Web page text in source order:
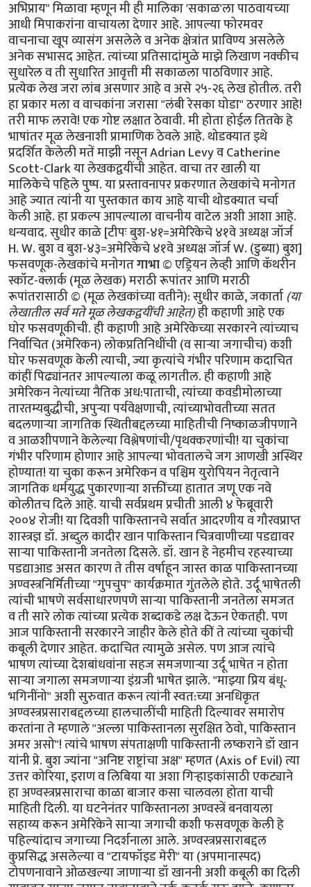
अभिप्राय" मिळावा म्हणून मी ही मालिका 'सकाळ'ला पाठवायच्या
आधी मिपाकरांना वाचायला देणार आहे. आपल्या फोरमवर
वाचनाचा खूप व्यासंग असलेले व अनेक क्षेत्रांत प्राविण्य असलेले
अनेक सभासद आहेत. त्यांच्या प्रतिसादांमुळे माझे लिखाण नक्कीच
सुधारेल व ती सुधारित आवृत्ती मी सकाळला पाठविणार आहे.
प्रत्येक लेख जरा लांब असणार आहे व असे २५-२६ लेख होतील. तरी
हा प्रकार मला व वाचकांना जरासा "लंबी रेसका घोडा" ठरणार आहे!
तरी माफ लरावे! एक गोष्ट लक्षात ठेवावी. मी होता होईल तितके हे
भाषांतर मूळ लेखनाशी प्रामाणिक ठेवले आहे. थोडक्यात इथे
प्रदर्शित केलेली मतें माझी नसून Adrian Levy व Catherine
Scott-Clark या लेखकद्वयींची आहेत. वाचा तर खाली या
मालिकेचे पहिले पुष्प. या प्रस्तावनापर प्रकरणात लेखकांचे मनोगत
आहे ज्यात त्यांनी या पुस्तकात काय आहे याची थोडक्यात चर्चा
केली आहे. हा प्रकल्प आपल्याला वाचनीय वाटेल अशी आशा आहे.
धन्यवाद. सुधीर काळे [टीपः बुश-४१=अमेरिकेचे ४१वे अध्यक्ष जॉर्ज
H. W. बुश व बुश-४३=अमेरिकेचे ४१वे अध्यक्ष जॉर्ज W. (डुब्या) बुश]
फसवणूक-लेखकांचे मनोगतगाभा© एड्रियन लेव्ही आणि कॅथरीन
स्कॉट-क्लार्क (मूळ लेखक) मराठी रूपांतर आणि मराठी
रूपांतरासाठी © (मूळ लेखकांच्या वतीने): सुधीर काळे, जकार्ता(या
लेखातील सर्व मते मूळ लेखकद्वयींची आहेत)ही कहाणी आहे एक घोर फसवणूकीची. ही कहाणी आहे अमेरिकेच्या सरकारने त्यांच्याच निर्वाचित (अमेरिकन) लोकप्रतिनिधींची (व सार्‍या जगाचीच) कशी घोर फसवणूक केली त्याची, ज्या कृत्यांचे गंभीर परिणाम कदाचित कांहीं पिढ्यांनतर आपल्याला कळू लागतील. ही कहाणी आहे अमेरिकन नेत्यांच्या नैतिक अध:पाताची, त्यांच्या कवडीमोलाच्या तारतम्यबुद्धीची, अपुर्‍या पर्यवेक्षणाची, त्यांच्याभोवतीच्या सतत बदलणार्‍या जागतिक स्थितीबद्दलच्या माहितीची निष्काळजीपणाने व आळशीपणाने केलेल्या विश्लेषणांची/पृथक्करणांची! या चुकांचा गंभीर परिणाम होणार आहे आपल्या भोवतालचे जग आणखी अस्थिर होण्यात! या चुका करून अमेरिकन व पश्चिम युरोपियन नेतृत्वाने जागतिक धर्मयुद्ध पुकारणार्‍या शक्तींच्या हातात जणू एक नवे कोलीतच दिले आहे. याची सर्वप्रथम प्रचीती आली ४ फेब्रूवारी २००४ रोजी! या दिवशी पाकिस्तानचे सर्वात आदरणीय व गौरवप्राप्त शास्त्रज्ञ डॉ. अब्दुल कादीर खान पाकिस्तान चित्रवाणीच्या पडद्यावर सार्‍या पाकिस्तानी जनतेला दिसले. डॉ. खान हे नेहमीच रहस्याच्या पडद्याआड असत कारण ते तीस वर्षाहून जास्त काळ पाकिस्तानच्या अण्वस्त्रनिर्मितीच्या "गुपचुप" कार्यक्रमात गुंतलेले होते. उर्दू भाषेतली त्यांची भाषणे सर्वसाधारणपणे सार्‍या पाकिस्तानी जनतेला समजत व ती सारे लोक त्यांच्या प्रत्येक शब्दाकडे लक्ष देऊन ऐकतही. पण आज पाकिस्तानी सरकारने जाहीर केले होते कीं ते त्यांच्या चुकांची कबूली देणार आहेत. कदाचित त्यामुळे असेल. पण आज त्यांचे भाषण त्यांच्या देशबांधवांना सहज समजणार्‍या उर्दू भाषेत न होता सार्‍या जगाला समजणार्‍या इंग्रजी भाषेत झाले. "माझ्या प्रिय बंधू-भगिनींनो" अशी सुरुवात करून त्यांनी स्वत:च्या अनधिकृत अण्वस्त्रप्रसाराबद्दलच्या हालचालींची माहिती दिल्यावर समारोप करतांना ते म्हणाले "अल्ला पाकिस्तानला सुरक्षित ठेवो, पाकिस्तान अमर असो"! त्यांचे भाषण संपताक्षणी पाकिस्तानी लष्कराने डॉ खान यांनी प्रे. बुश ज्यांना "अनिष्ट राष्ट्रांचा अक्ष" म्हणत (Axis of Evil) त्या उत्तर कोरिया, इराण व लिबिया या अशा गिर्‍हाइकांसाठी एकट्याने हा अण्वस्त्रप्रसाराचा काळा बाजार कसा चालवला होता याची माहिती दिली. या घटनेनंतर पाकिस्तानला अण्वस्त्रें बनवायला सहाय्य करून अमेरिकेने सार्‍या जगाची कशी फसवणूक केली हे पहिल्यांदाच जगाच्या निदर्शनाला आले. अण्वस्त्रप्रसाराबद्दल कुप्रसिद्ध असलेल्या व "टायफॉइड मेरी" या (अपमानास्पद) टोपणनावाने ओळखल्या जाणार्‍या डॉ खाननी अशी कबूली का दिली याबाबत सार्‍या जगात तावातावाने तर्क-कुतर्क सुरू झाले. कुणाला वाटले की त्यांच्या राजकीय किंवा धार्मिक श्रद्धांमुळे दिली, कुणाला वाटले की स्वत:ची इभ्रत वाढविण्यासाठी व स्थान बळकट करण्यासाठी? कुणा बदमाष राजवटीसाठी? अफगाणिस्तानमधील जिहाद्यांसाठी? ओसामा बिन लादेनसाठी? कीं युरोप-अमेरिकेत अणूबॉम्ब उडवू पहाणार्‍या अतिरेक्यांच्या टोळ्यांसाठी? अनेक वृत्तपत्रांत आलेल्या अग्रलेखांत कुणाच्या फायद्यासाठी त्यांनी हा कबूलीजबाब दिला असावा याबाबतही तर्‍हेतर्‍हेच्या अटकळी प्रसिद्ध झाल्या. प्रेसिडेंट जॉर्ज बुश यांनीही या फसवणुकीला जणू संमतीच दिली. कांहीं दिवसांनंतर ते म्हणाले, "खान यांनी त्यांचे सारे गुन्हे मान्य केले आहेत आणि त्यांचे या गुन्ह्यातील सहकारी आता या धंद्यातून बाहेर फेकले गेले आहेत. खान व त्यांचे छोटे टोळके अतीशय धक्कादायक गुन्ह्यांबद्दल दोषी आहेत. पण त्यांच्यावर खटला घालायची गरज दिसत नाहीं. बुश पुढे म्हणाले, "प्रेसिडेंट मुशर्रफ यांनी मला आश्वासन दिले आहे कीं ते खान यांच्या जालाबद्दलची (network) सर्व माहिती अमेरिकन सरकारला देतील व तो देश (पाकिस्तान) अशा अण्वस्त्रप्रसाराच्या मुळाशी असू दिला जाणार नाहीं." पाकिस्तान सरकारचे या घटनेवर इतके पूर्ण नियंत्रण आहे कीं खान व त्यांच्या सहकारी शास्त्रज्ञांना अमेरिकेत खटला घालण्यासाठी अमेरिकेच्या किंवा इतर पाश्चात्य राष्ट्रांच्या स्वाधीन करण्याची गरज नाहीं. सत्य परिस्थिती तर अशी होती कीं खान यांची कबूली एक दिशाभूल करण्यासाठी दिलेली कॢप्तीच होती. अण्वस्त्रांची काळी बाजारपेठ खान यांच्या नियंत्रणाखाली चालली तर होतीच, पण जाहीर व खासगी वक्तव्यात फरक असा होता कीं अशा तर्‍हेचा काळा बाजार एका व्यक्तीचे काम नव्हते तर हे काम एका राष्ट्राच्या (पाकिस्तानच्या) परराष्ट्रनीतीचा भाग होता व त्याचे पर्यवेक्षण पाकिस्तानी लष्करी अधिकार्‍यांची टोळी करत होती. वर हे राष्ट्र अमेरिकेच्या अतिरेक्यांविरुद्धच्या लढाईतील एक महत्वाचे दोस्त राष्ट्र म्हणून दुटप्पीपणे मिरवत होते. तीसेक वर्षें लागोपाठ सत्तेवर आलेल्या अमेरिकन सरकारांनी, मग ती रिपब्लिकन पक्षाची असोत किंवा डेमोक्रॅटिक पक्षाची असोत, तसेच इंग्लंड व इतर पाश्चात्य युरोपियन राष्ट्रांनी पाकिस्तानला अतीशय मर्यादित प्रसारण असलेले व निषिद्ध असे अण्वस्त्रांबद्दलचे तंत्रज्ञान मिळवू दिले होते. एका अनर्थपूर्ण युगात पाकिस्तानने हे निषिद्ध तंत्रज्ञान कसे अनिष्ट राष्ट्रांना विकण्यात पुढाकार घेतला ही माहिती महत्वाची सरकारी साधने चुकीच्या दिशेने वापरून व आधीचे नियम रद्दबातल करून सर्वांपासून लपवून ठेवली. गुप्त माहिती मिळवण्याच्या क्रियेचीही धार बोथट करण्यात आली आणि परराष्ट्रखाते व संरक्षणखाते यासारख्या सरकारी खात्यांना जणू वेढून राष्ट्राध्यक्षांच्या तत्वांना पाठिंबा देण्यास, प्रतिनिधीसभेला डावलण्यास व देशाचे कायदे मोडण्यास भाग पाडण्यात आले होते. अमेरिकेच्या परराष्ट्रखात्याचा प्रवक्ता रिचर्ड बाऊचर याने डॉ खान प्रकरण म्हणजे पाकिस्तानी हुकूमशहा/राष्ट्राध्यक्ष मुशर्रफ यांच्या कसोटीचा क्षण असे वर्णन केले आहे. खान हे सर्व देशाचा मानबिंदू होते व त्यांचे नाव काढताच पाकिस्तानी नागरिकांची छाती गर्वाने फुगायची. पाकिस्तानला शिवणाच्या धारदार सुयासुद्धा बनवता येत नाहींत अशी मल्लीनाथी करणार्‍या डॉ खान यांनी अतीशय आधुनिक तंत्रज्ञानाचा वापर करून भारताच्या कुठल्याही शहरावर हल्ला करू शकणारी अण्वस्त्रे मोठ्या प्रमाणावर बनविण्याची एक "असेंब्ली लाईन" उभी केली व त्यांना पाकिस्तानी जनतेनेच "अणूबॉम्बचे पिताश्री" हा जणू एक किताबच दिला. फारच थोड्या लोकांना हे माहीत आहे की डॉ खान हे या अण्वस्त्र-उत्पादनाच्या प्रकल्पात अपघातानेच शिरले. पाकिस्तानात योग्यशी नोकरी न मिळाल्यामुळे ते चिडून उच्च शिक्षणासाठी युरोपला गेले व एका विश्वविद्यालयात प्रवेश मिळविण्याच्या रांगेत उभे असताना ’हेनी’ नावाच्या एका डच मुलीच्या प्रेमात पडले व तिच्याशी विवाहबद्ध झाले. एका गोर्‍या बाईचे पति म्हणून त्यांना एरवी मिळाली नसती अशी अतीशय संवेदनशील अशा गोपनीय क्षेत्रात भाषांतरकाराची नोकरी मिळाली व अण्वस्त्रांबद्दलची अतीशय गुप्त अशी माहिती त्यांच्या नजरेखालून जाऊ लागली. त्याचे महत्व समजल्यामुळे त्यांनी ती सर्व कागदपत्रे व ड्रॉइंग्ज चोरली व त्या कागदपत्रांनी भरलेले तीन पेटारे घेऊन ते पाकिस्तानात परत आले. जुल्फिकार अली भुत्तो यांच्या प्रोत्साहनाने ते अणूबॉम्ब बनवायच्या प्रोजेक्टचे प्रमुख झाले व मग त्या क्षेत्रात त्यांची व पाकिस्तानची प्रगती सुरू झाली. त्यानंतर पुढच्या वर्षापासून पाकिस्तानी अधिकारी व पाकिस्तानी दलाल/एजंट यांनी युरोप व उत्तर अमेरिकेत त्यांना हव्या असलेल्या यंत्रसामुग्री व इतर वस्तूंची जोरदार खरेदी सुरू केली. डॉ. खान हे सूत्रधाराचे व वेगवेगळ्या गटांमधील समन्वय ठेवण्याचे काम पहात होते व पश्चिम युरोपीमधील गुपचुपपणे अणूबॉम्ब बनविण्याचा कार्यक्रम राबवणार्‍या कंपन्यांतील वैज्ञानिक, कारखानदार, इंजिनियर व धातुशास्त्रज्ञ यांच्याबरोबरील मैत्री आणखी जवळची करून व त्यांच्याशी वागताना अतीशय गोडीगुलाबीचा वापर करून व त्यांच्यावर आपल्या गोड बोलण्याने एक तर्‍हेची छाप किंवा मोहिनी टाकून अशी सामग्री मिळवण्याच्या वाटेतील अडचणी दूर करत होते. जेंव्हा १९७७ साली भुत्तोंची पंतप्रधानपदावरून उचलबांगडी झाली, तेंव्हा हा अणूप्रकल्प नवे हुकूमशहा ज. झिया उल हक यांच्या अखत्यारीतील सैनिकी विभागाकडे जावा अशी अमेरिकन गुप्तचर संघटना सी.आय.ए.ची इच्छा होती. त्यामुळे खान यांचे जगभरच्या खरेदीमध्ये गुंतलेले गट पाकिस्तानी लष्करशहा व पाकिस्तानी गुप्तचर संघटना आय. एस. आय. यांच्या हुकुमाखाली आले. (म्हणजेच अमेरिकन गुप्तचर संघटना सी.आय.ए.ला या अणूबॉम्ब प्रकल्पाची कल्पना १९७७ पासून होती) पण तसे असले तरी पाकिस्तानच्या अणूबॉम्ब प्रकल्पाबद्दल जास्त माहिती असणे हे तोट्याचे ठरू लागले. जिमी कार्टर हे १९७७ सालची राष्ट्रपतीपदाची निवडणूक जिंकून अधिकारावर आले तेंव्हा जगातली अण्वस्त्रें कमी करायची हे ध्येय समोर ठेवूनच ते अधिकारावर आले होते. पण त्यांचे राष्ट्रीय सुऱक्षा सल्लागार बिन्यू ब्रेझिंस्की (Zbigniew Brzezinski) यांनी त्यांना त्यांची दिशा बदलायचा सल्ला दिला. पाकिस्तान हे राष्ट्र साम्यवादाविरुद्धच्या लढाईतील एक धक्काप्रतिबंधक (buffer) म्हणून उपयुक्त राष्ट्र असल्याचा कार्टर यांना सल्ला देण्यात आला व पाकिस्तानला या कामात राजी-खुषी सामील करून घेण्यासाठी त्या राष्ट्राचे मन वळविण्याचाही त्यांना सल्ला दिला. झियाच्या मनसुब्याला छुपा पाठिंबा देऊन मग त्याच्या मोबदल्यात अण्वस्त्रे बनवायची ही योजना होती! पाकिस्तानने जर रशियाचा प्रतिकार केला तर त्यांच्या अण्वस्त्रें बनविण्याच्या प्रकल्पाकडे अमेरिका दुर्ल़क्ष करेल असेही ज. झियांना सांगण्यात आले. १९८० साली कार्टर यांच्या जागी रेगन आले व त्यांनी कार्टर यांच्या अण्वस्त्रप्रसारबंदीच्या कार्यक्रमाला केरात काढले. राष्ट्रीय सुरक्षा समिती व सल्लागार यांचेही अवमूल्यन करण्यात आले व विल्यम केसी यांच्या नेतृत्वाखाली सी.आय.ए. ही संघटना सर्वेसर्वा झाली आणि गुप्तहेरखाते एक माहितीचे साधनच न रहाता ते एक प्रे. रेगन यांच्या धोरणाच्या समर्थनार्थ वापरायचे एक हत्यार बनले. त्यापाठोपाठ अमेरिकन अधिकारी पैसे घेऊन इस्लामाबादला पोचले व बरोबर हाही निरोप घेऊन आले कीं अमेरिका पाकिस्तानच्या वाढत्या अण्वस्त्रें बनविण्याच्या प्रकल्पाकडे काणाडोळा करेल. पण पुढे जसजसे पाकिस्तानच्या अण्वस्त्रनिर्मितीच्या प्रकल्पाचे रोपटे भराभर वाढू लागले तसतसे तो प्रकल्प गुप्त ठेवणे अवघड जाऊ लागले. प्रे. रेगन यांनी आशावादावर आधारित आक्रमकपणे तह/करार करण्याचा पायंडा मरगळलेल्या वॉशिंग्टनला आणला, पण उपयुक्ततेच्या व सोयीच्या तत्वावर जे परराष्ट्र धोरण सुरू केले गेले त्याचे रूपांतर झपाट्याने एका षड्यंत्रात झाले ज्यात अमेरिकेचे परराष्ट्रखातेही सामील झाले व पाकिस्तानच्या अण्वस्त्र-प्रकल्पाबद्दलच्या गुप्त बातम्यावर जे विरोध करतील त्यांच्या कामात अडथळेही आणू लागले. या सावळ्या गोंधळात पाकिस्तानने १९८३ साली स्फोटकें न वापरता केलेली अण्वस्त्रांची चांचणी (cold-testing), एवढेच नव्हे तर स्फोटकांसह चीनच्या मदतीने १९८४ साली केलेली चांचणीही (hot-testing) गुप्त ठेवण्यात अमेरिकेला यश मिळाले. पाकिस्तान व चीन या देशांमधील अण्वस्त्र-संबंधांना खोल गाडून टाकण्यातही रेगनच्या अधिकार्‍यांना यश मिळाले. यात चीनकडून मिळालेली बॉम्बची ड्रॉइंग्स, रेडियो आयसोटोप्स व इतर "हवी ती व हवी तितकी" तांत्रिक मदत यांचाही समावेश होता. याच्या मोबदल्यात चिनी आण्विक ऊर्जा कंत्राटदारांकडून अमेरिकन कंपन्यांनी कोट्यानुकोटी डॉलर्सची कंत्राटे मिळविली. जेंव्हा प्रे. रेगन यांची कारकीर्द १९८९ साली संपली तेंव्हा पाकिस्तानकडे चांचणी केलेली व वापरता येण्याजोगी अण्वस्त्रे होती. व या अस्त्रांच्या निर्मितीचा बहुतांश खर्च अमेरिकेकडून ’मदत’ म्हणून मिळालेल्या पैशातूनच झाला होता कारण ’मदत’ म्हणून मिळालेल्या पुंजीतले अब्जावधी डॉलर्स पाकिस्तानच्या लष्करशहांनी या कामाकडे वळविले होते. अमेरिकेच्या पेंटॅगॉनमधील अधिकारी पाकिस्तानचे रक्षक/वॉचमन ठरले. त्यांनी गुप्तहेरखात्यांचे अहवाल आपल्याला हवे तसे पुन्हा लिहिवले ज्यात पाकिस्तानच्या या अण्वस्त्रक्षमतेबद्दल जाणून-बुजून आहे त्यापेक्षा कमी आहे असे दाखविले गेले. तेही अशा वेळी कीं इस्लामाबाद व दिल्ली यांच्यातला संघर्ष अगदी निकरावर आला होत